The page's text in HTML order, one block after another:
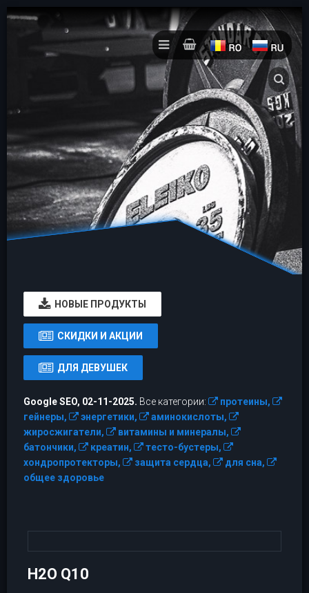
НОВЫЕ ПРОДУКТЫ
СКИДКИ И АКЦИИ
ДЛЯ ДЕВУШЕК
Google SEO, 02-11-2025. Все категории:
протеины,
гейнеры,
энергетики,
аминокислоты,
жиросжигатели,
витамины и минералы,
батончики,
креатин,
тесто-бустеры,
хондропротекторы,
защита сердца,
для сна,
общее здоровье
H2O Q10